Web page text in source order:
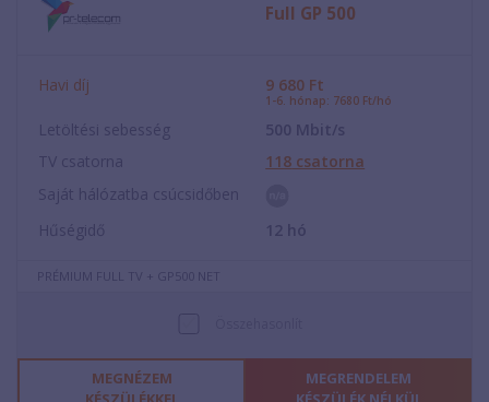
Full GP 500
Havi díj 9 680 Ft
1-6. hónap: 7680 Ft/hó
Letöltési sebesség 500 Mbit/s
TV csatorna
118 csatorna
Saját hálózatba csúcsidőben
Hűségidő
12 hó
PRÉMIUM FULL TV + GP500 NET
MEGNÉZEM
MEGRENDELEM